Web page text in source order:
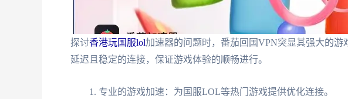
探讨香港玩国服lol加速器的问题时，番茄回国VPN突显其强大的
延迟且稳定的连接，保证游戏体验的顺畅进行。
专业的游戏加速：为国服LOL等热门游戏提供优化连接。